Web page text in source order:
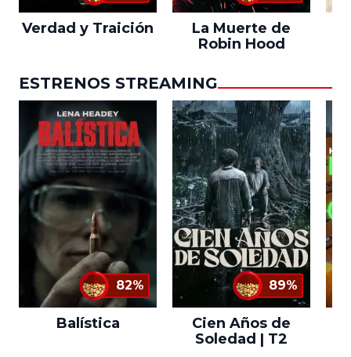
Verdad y Traición
La Muerte de
Robin Hood
ESTRENOS STREAMING
82%
Balística
89%
Cien Años de
Soledad | T2